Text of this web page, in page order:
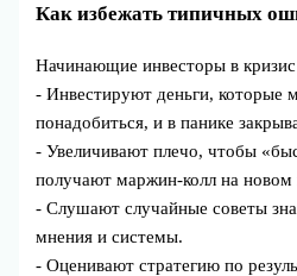
Как избежать типичных
Начинающие инвесторы в кризис
- Инвестируют деньги, которые
понадобиться, и в панике
- Увеличивают плечо, чтобы
получают маржин-колл на новом
- Слушают случайные советы
мнения и системы.
- Оценивают стратегию по